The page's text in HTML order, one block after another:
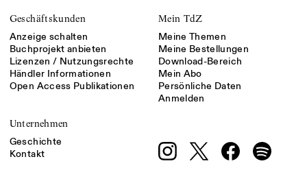
Geschäftskunden
Anzeige schalten
Buchprojekt anbieten
Lizenzen / Nutzungsrechte
Händler Informationen
Open Access Publikationen
Mein TdZ
Meine Themen
Meine Bestellungen
Download-Bereich
Mein Abo
Persönliche Daten
Anmelden
Unternehmen
Geschichte
Kontakt